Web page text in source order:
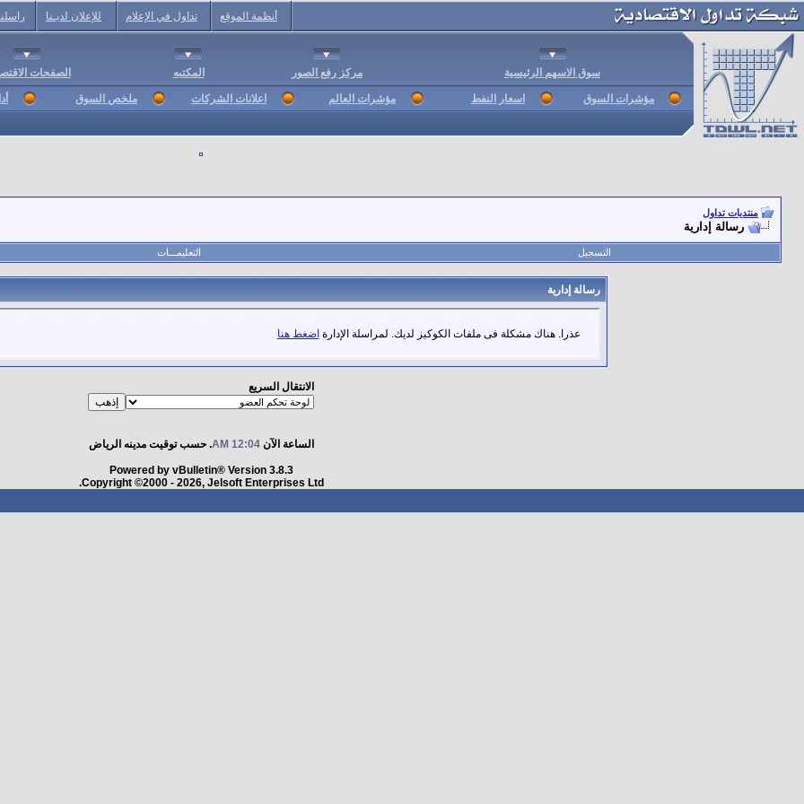
أنظمة الموقع تداول في الإعلام للإعلان لديـنا
سوق الاسهم الرئيسية مركز رفع الصور المكتبه الصفحات
مؤشرات السوق اسعار النفط مؤشرات العالم اعلانات الشركات ملخص السوق
منتديات تداول
رسالة إدارية
التسجيل التعليمـــات
رسالة إدارية
عذرا. هناك مشكلة فى ملفات الكوكيز لديك. لمراسلة الإدارة اضغط هنا
الانتقال السريع
الساعة الآن12:04 AM . حسب توقيت مدينه الرياض
Powered by vBulletin® Version 3.8.3
Copyright ©2000 - 2026, Jelsoft Enterprises Ltd.